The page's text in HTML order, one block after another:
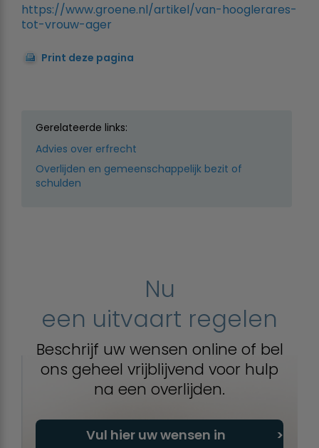
https://www.groene.nl/artikel/van-hooglerares-
tot-vrouw-ager
Print deze pagina
Gerelateerde links:
Advies over erfrecht
Overlijden en gemeenschappelijk bezit of
schulden
Nu
een uitvaart regelen
Beschrijf uw wensen online of bel
ons geheel vrijblijvend voor hulp
na een overlijden.
Vul hier uw wensen in